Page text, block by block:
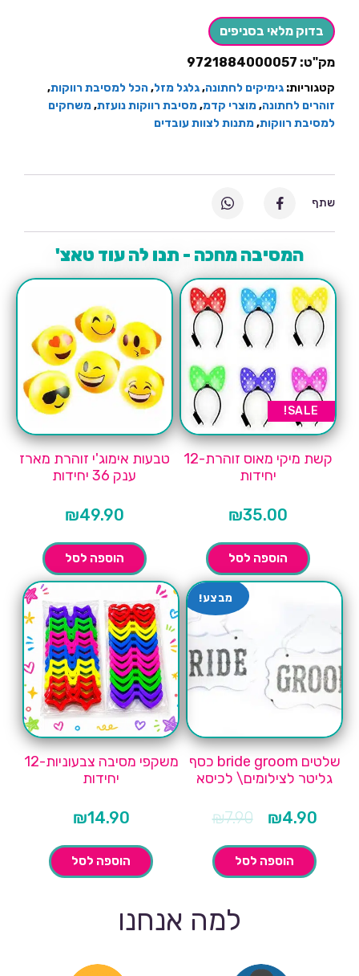
בדוק מלאי בסניפים
מק"ט: 9721884000057
קטגוריות: גימיקים לחתונה,גלגל מזל,הכל למסיבת רווקות,
זוהרים לחתונה,מוצרי קדמ,מסיבת רווקות נועזת,משחקים
למסיבת רווקות,מתנות לצוות עובדים
המסיבה מחכה - תנו לה עוד טאצ'
SALE!
קשת מיקי מאוס זוהרת-12
יחידות
₪35.00
הוספה לסל
טבעות אימוג'י זוהרת מארז
ענק 36 יחידות
₪49.90
הוספה לסל
מבצע!
שלטים bride groom כסף
גליטר לצילומים\ לכיסא
₪7.90
המחיר
המקורי
₪4.90המחיר
הוספה לסל
משקפי מסיבה צבעוניות-12
יחידות
₪14.90
הוספה לסל
שתף
למה אנחנו